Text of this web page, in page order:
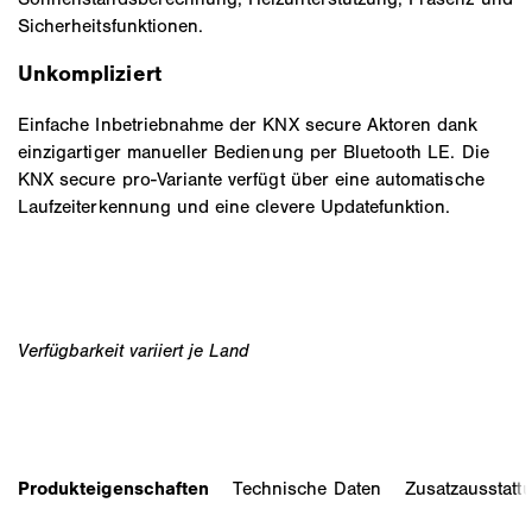
Sicherheitsfunktionen.
Unkompliziert
Einfache Inbetriebnahme der KNX secure Aktoren dank
einzigartiger manueller Bedienung per Bluetooth LE. Die
KNX secure pro-Variante verfügt über eine automatische
Laufzeiterkennung und eine clevere Updatefunktion.